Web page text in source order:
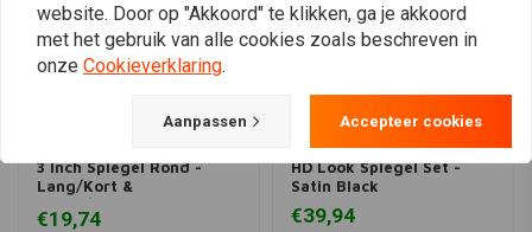
3 Inch Spiegel Rond -
Lang/Kort &
Zwart/Chrome
€19,74
HD Look Spiegel Set -
Satin Black
€39,94
website. Door op "Akkoord" te klikken, ga je akkoord
met het gebruik van alle cookies zoals beschreven in
onze Cookieverklaring.
Aanpassen Accepteer cookies